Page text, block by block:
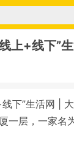
上+线下”
下”生活网 | 大
一层，一家名